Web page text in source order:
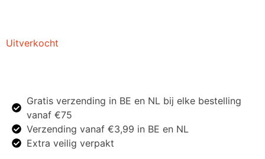
Uitverkocht
Gratis verzending in BE en NL bij elke bestelling
vanaf €75
Verzending vanaf €3,99 in BE en NL
Extra veilig verpakt